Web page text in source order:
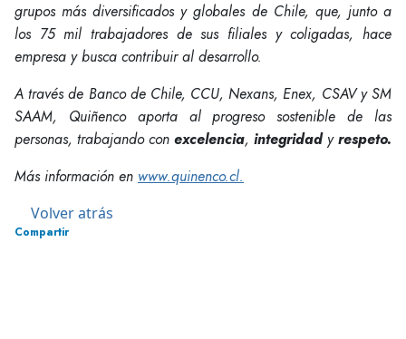
grupos más diversificados y globales de Chile, que, junto a
los 75 mil trabajadores de sus filiales y coligadas, hace
empresa y busca contribuir al desarrollo.
A través de Banco de Chile, CCU, Nexans, Enex, CSAV y SM
SAAM, Quiñenco aporta al progreso sostenible de las
personas, trabajando con excelencia, integridad yrespeto.
Más información en www.quinenco.cl.
Volver atrás
Compartir